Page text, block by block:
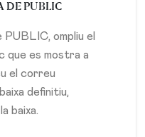
DE PUBLIC
ompliu el
que es mostra a
el correu
definitiu,
baixa.